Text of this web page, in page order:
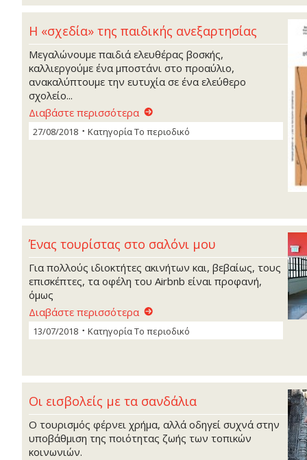
Η «σχεδία» της παιδικής ανεξαρτησίας
Μεγαλώνουμε παιδιά ελευθέρας βοσκής,
καλλιεργούμε ένα μποστάνι στο προαύλιο,
ανακαλύπτουμε την ευτυχία σε ένα ελεύθερο
σχολείο...
Διαβάστε περισσότερα
27/08/2018 ΚατηγορίαΤο περιοδικό
Ένας τουρίστας στο σαλόνι μου
Για πολλούς ιδιοκτήτες ακινήτων και, βεβαίως, τους
επισκέπτες, τα οφέλη του Airbnb είναι προφανή,
όμως
Διαβάστε περισσότερα
13/07/2018 ΚατηγορίαΤο περιοδικό
Οι εισβολείς με τα σανδάλια
Ο τουρισμός φέρνει χρήμα, αλλά οδηγεί συχνά στην
υποβάθμιση της ποιότητας ζωής των τοπικών
κοινωνιών.